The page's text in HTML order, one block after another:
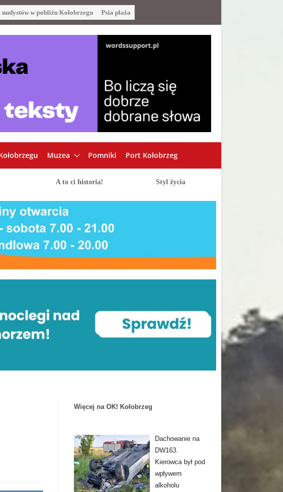
nudystów w pobliżu Kołobrzegu Psia plaża
Muzea Pomniki Port Kołobrzeg
A to ci historia! Styl życia
Więcej na OK! Kołobrzeg
Dachowanie na
DW163.
Kierowca był pod
wpływem
alkoholu